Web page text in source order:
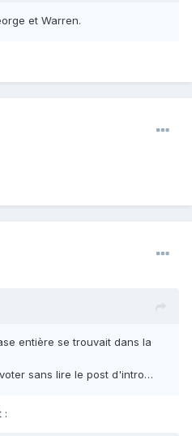
et Warren.
entière se trouvait dans la
sans lire le post d'intro…
: